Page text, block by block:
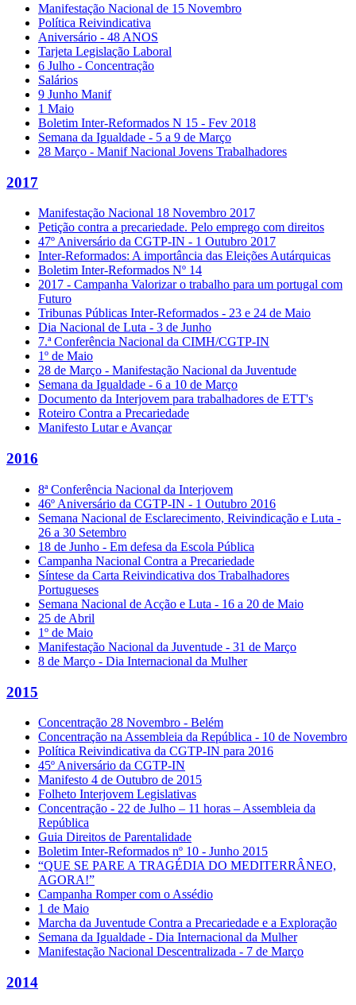
Manifestação Nacional de 15 Novembro
Política Reivindicativa
Aniversário - 48 ANOS
Tarjeta Legislação Laboral
6 Julho - Concentração
Salários
9 Junho Manif
1 Maio
Boletim Inter-Reformados N 15 - Fev 2018
Semana da Igualdade - 5 a 9 de Março
28 Março - Manif Nacional Jovens Trabalhadores
2017
Manifestação Nacional 18 Novembro 2017
Petição contra a precariedade. Pelo emprego com direitos
47º Aniversário da CGTP-IN - 1 Outubro 2017
Inter-Reformados: A importância das Eleições Autárquicas
Boletim Inter-Reformados Nº 14
2017 - Campanha Valorizar o trabalho para um portugal com
Futuro
Tribunas Públicas Inter-Reformados - 23 e 24 de Maio
Dia Nacional de Luta - 3 de Junho
7.ª Conferência Nacional da CIMH/CGTP-IN
1º de Maio
28 de Março - Manifestação Nacional da Juventude
Semana da Igualdade - 6 a 10 de Março
Documento da Interjovem para trabalhadores de ETT's
Roteiro Contra a Precariedade
Manifesto Lutar e Avançar
2016
8ª Conferência Nacional da Interjovem
46º Aniversário da CGTP-IN - 1 Outubro 2016
Semana Nacional de Esclarecimento, Reivindicação e Luta -
26 a 30 Setembro
18 de Junho - Em defesa da Escola Pública
Campanha Nacional Contra a Precariedade
Síntese da Carta Reivindicativa dos Trabalhadores
Portugueses
Semana Nacional de Acção e Luta - 16 a 20 de Maio
25 de Abril
1º de Maio
Manifestação Nacional da Juventude - 31 de Março
8 de Março - Dia Internacional da Mulher
2015
Concentração 28 Novembro - Belém
Concentração na Assembleia da República - 10 de Novembro
Política Reivindicativa da CGTP-IN para 2016
45º Aniversário da CGTP-IN
Manifesto 4 de Outubro de 2015
Folheto Interjovem Legislativas
Concentração - 22 de Julho – 11 horas – Assembleia da
República
Guia Direitos de Parentalidade
Boletim Inter-Reformados nº 10 - Junho 2015
“QUE SE PARE A TRAGÉDIA DO MEDITERRÂNEO,
AGORA!”
Campanha Romper com o Assédio
1 de Maio
Marcha da Juventude Contra a Precariedade e a Exploração
Semana da Igualdade - Dia Internacional da Mulher
Manifestação Nacional Descentralizada - 7 de Março
2014